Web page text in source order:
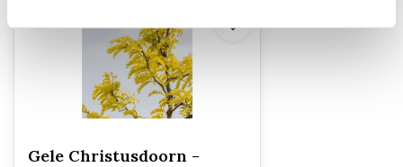
Gele Christusdoorn -